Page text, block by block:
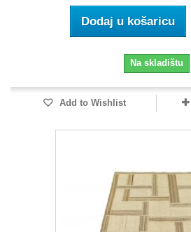
Dodaj u košaricu
Na skladištu
Add to Wishlist